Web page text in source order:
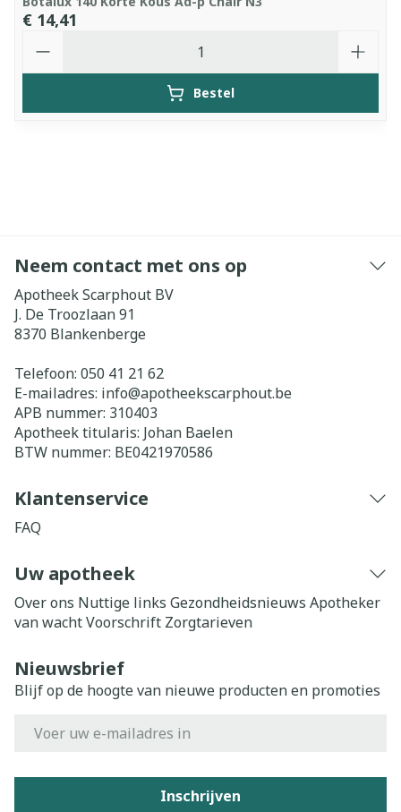
€ 14,41
Bestel
Neem contact met ons op
Apotheek Scarphout BV
J. De Troozlaan 91
8370 Blankenberge
Telefoon: 050 41 21 62
E-mailadres: info@apotheekscarphout.be
APB nummer: 310403
Apotheek titularis: Johan Baelen
BTW nummer: BE0421970586
Klantenservice
FAQ
Uw apotheek
Over ons Nuttige links Gezondheidsnieuws Apotheker
van wachtVoorschrift Zorgtarieven
Nieuwsbrief
Blijf op de hoogte van nieuwe producten en promoties
Inschrijven